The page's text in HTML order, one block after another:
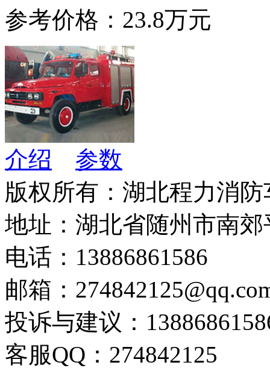
参考价格：23.8万元
介绍
参数
版权所有：湖北程力消
地址：湖北省随州市南
电话：13886861586
邮箱：
投诉与建议：
客服QQ：274842125